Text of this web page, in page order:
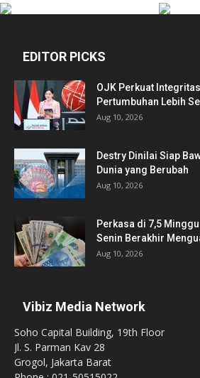
EDITOR PICKS
OJK Perkuat
Pertumbuhan Lebih
Aug 10, 2026
Destry Dinilai Siap
Dunia yang Berubah
Aug 10, 2026
Perkasa di 7,5
Senin Berakhir
Aug 10, 2026
Vibiz Media Network
Soho Capital Building, 19th Floor
Jl. S. Parman Kav 28
Grogol, Jakarta Barat